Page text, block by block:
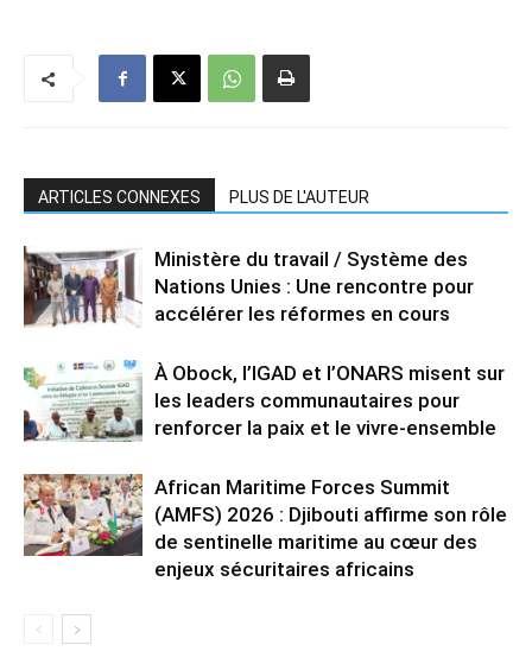
ARTICLES CONNEXES PLUS DE L'AUTEUR
Ministère du travail / Système des
Nations Unies : Une rencontre pour
accélérer les réformes en cours
À Obock, l’IGAD et l’ONARS misent sur
les leaders communautaires pour
renforcer la paix et le vivre-ensemble
African Maritime Forces Summit
(AMFS) 2026 : Djibouti affirme son rôle
de sentinelle maritime au cœur des
enjeux sécuritaires africains